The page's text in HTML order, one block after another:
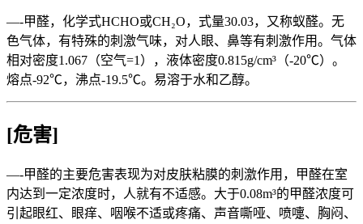
—-甲醛，化学式HCHO或CH₂O，式量30.03，又称蚁醛。无
色气体，有特殊的刺激气味，对人眼、鼻等有刺激作用。气体
相对密度1.067（空气=1），液体密度0.815g/cm³（-20℃）。
熔点-92℃，沸点-19.5℃。易溶于水和乙醇。
[危害]
—-甲醛的主要危害表现为对皮肤粘膜的刺激作用，甲醛在室
内达到一定浓度时，人就有不适感。大于0.08m³的甲醛浓度可
引起眼红、眼痒、咽喉不适或疼痛、声音嘶哑、喷嚏、胸闷、